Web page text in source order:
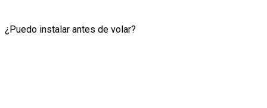
¿Puedo instalar antes de volar?